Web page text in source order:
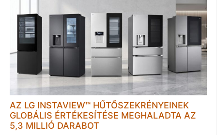
AZ LG INSTAVIEW™ HŰTŐSZEKRÉNYEINEK
GLOBÁLIS ÉRTÉKESÍTÉSE MEGHALADTA AZ
5,3 MILLIÓ DARABOT